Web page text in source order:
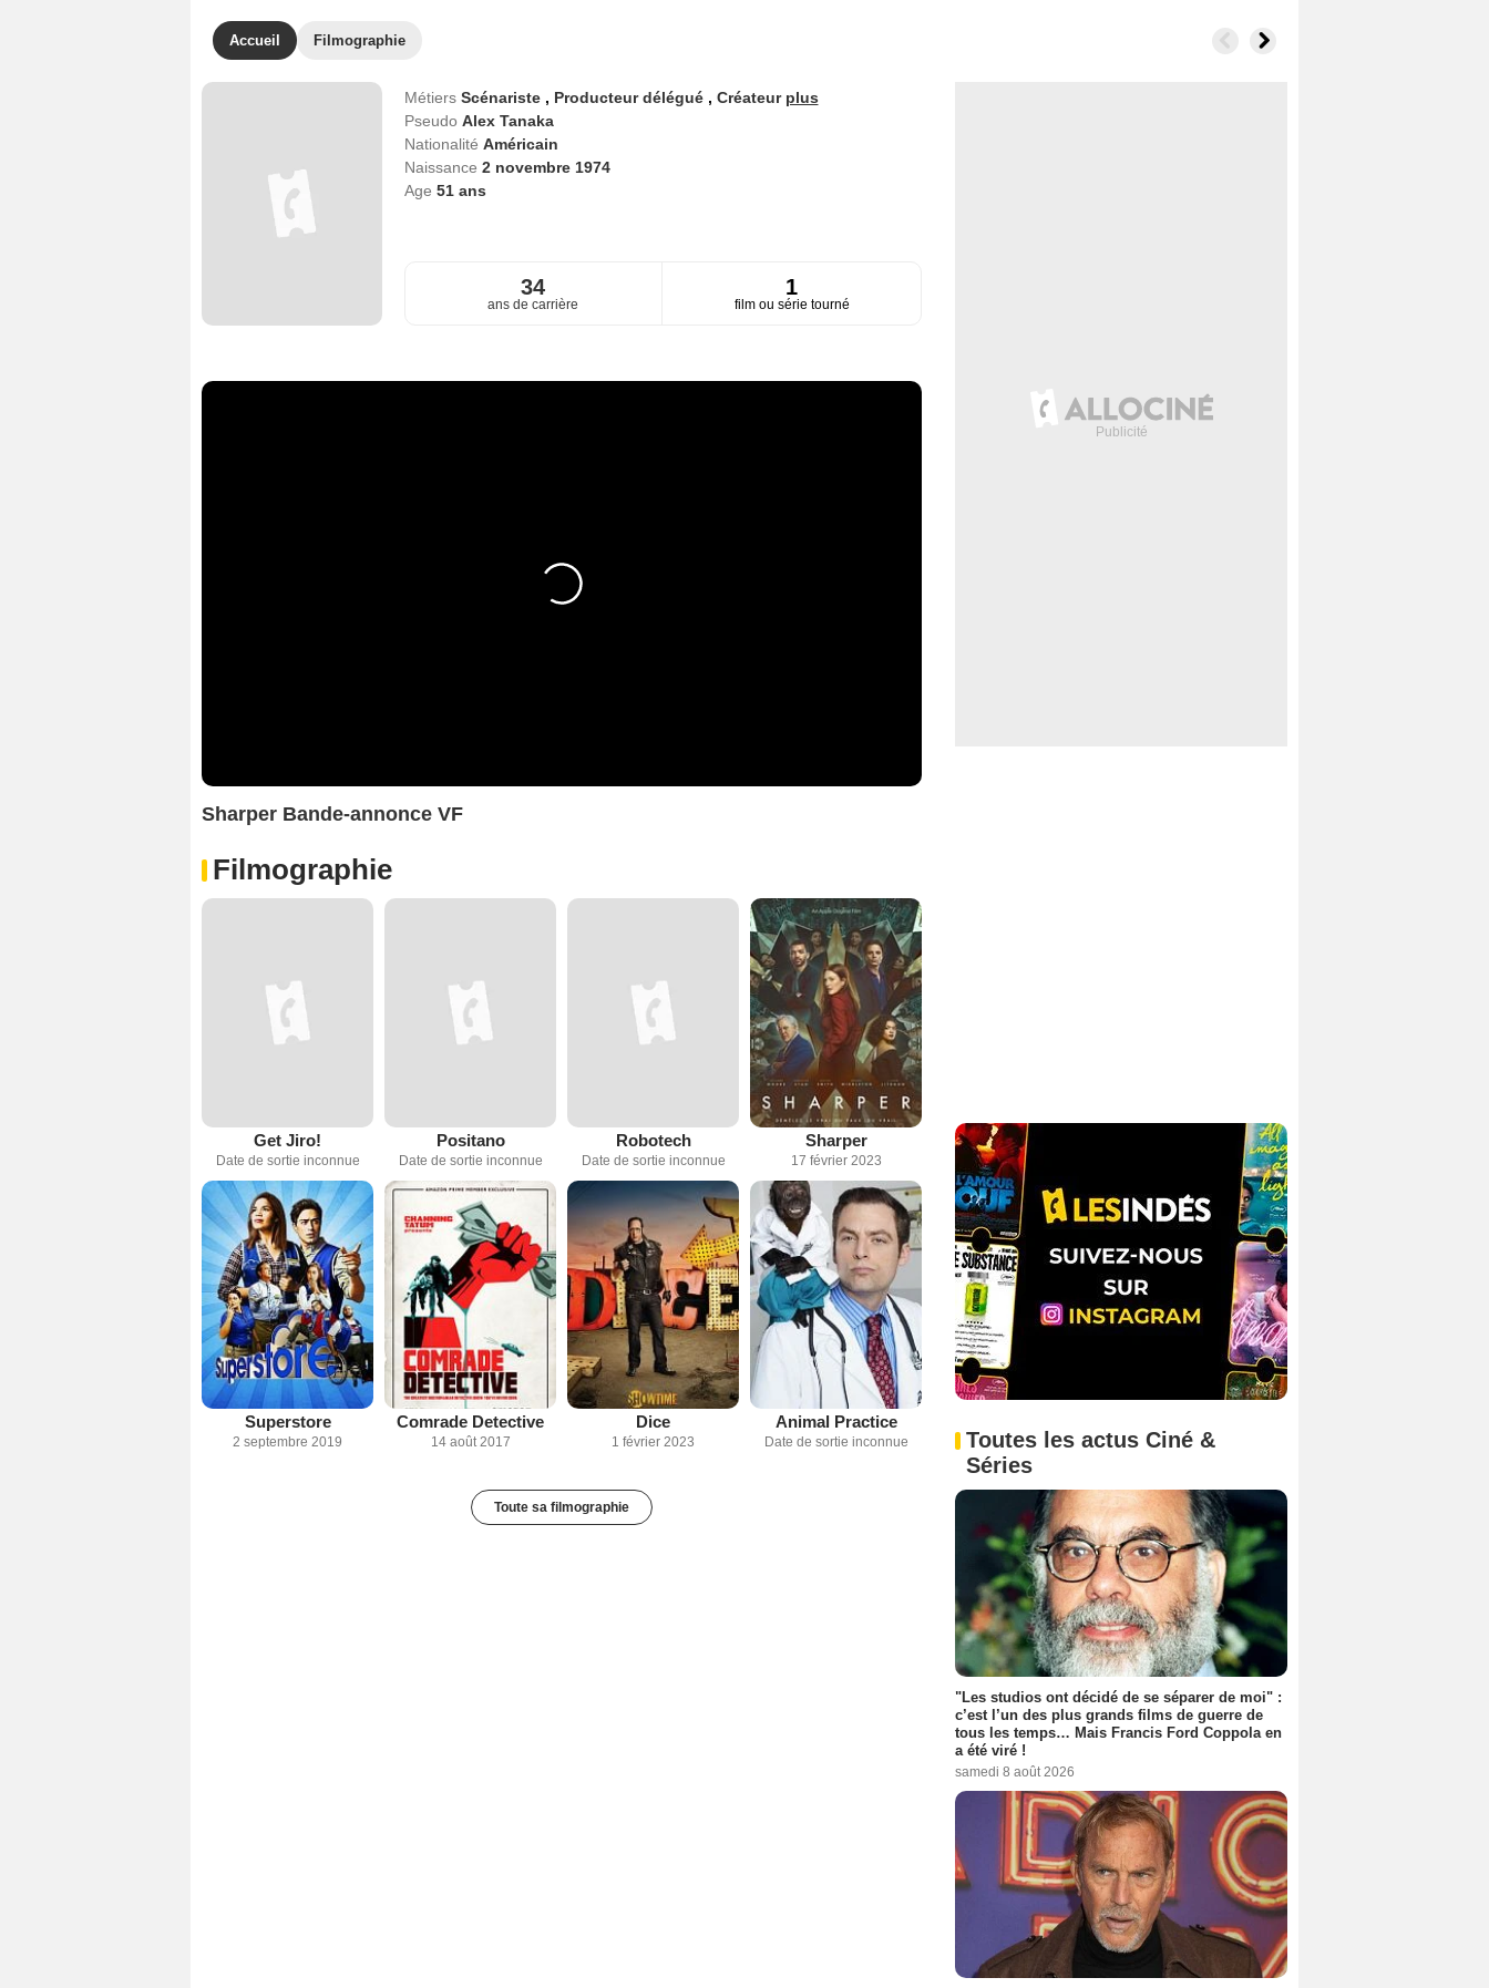
Accueil Filmographie
Métiers Scénariste , Producteur délégué , Créateur plus
Pseudo Alex Tanaka
Nationalité Américain
Naissance 2 novembre 1974
Age 51ans
34
ans de carrière
1
film ou série tourné
Sharper Bande-annonce VF
Filmographie
Get Jiro!
Date de sortie inconnue
Positano
Date de sortie inconnue
Robotech
Date de sortie inconnue
Sharper
17 février 2023
Superstore
2 septembre 2019
Comrade Detective
14 août 2017
Dice
1 février 2023
Animal Practice
Date de sortie inconnue
Toute sa filmographie
Toutes les actus Ciné &
Séries
"Les studios ont décidé de se séparer de moi" :
c’est l’un des plus grands films de guerre de
tous les temps… Mais Francis Ford Coppola en
a été viré !
samedi 8 août 2026